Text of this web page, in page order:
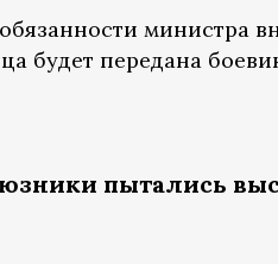
министра
будет передана
пытались